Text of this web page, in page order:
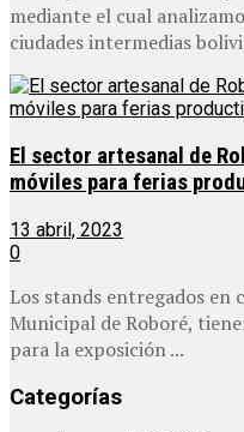
mediante el cual
ciudades intermedias
El sector artesanal de
móviles para ferias
13 abril, 2023
0
Los stands entregados
Municipal de Roboré,
para la exposición ...
Categorías